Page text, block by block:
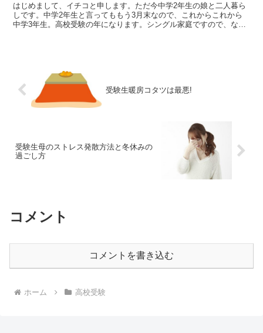
はじめまして、イチコと申します。ただ今中学2年生の娘と二人暮ら
しです。中学2年生と言ってももう3月末なので、これからこれから
中学3年生。高校受験の年になります。シングル家庭ですので、なる
受験生暖房コタツは最悪!
受験生母のストレス発散方法と冬休みの
過ごし方
コメント
コメントを書き込む
ホーム 高校受験